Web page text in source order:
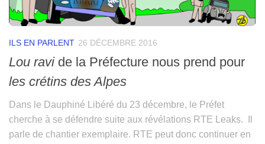
ILS EN PARLENT 26 DÉCEMBRE 2016
Lou ravide la Préfecture nous prend pour
les crétins des Alpes
Dans le Dauphiné Libéré du 23 décembre, le Préfet
cherche à se défendre suite aux révélations RTE Leaks. Il
parle de chantier exemplaire. RTE peut donc continuer en